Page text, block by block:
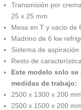
Transmisión por
25 x 25 mm
Mesa en T y vacio de
Madrino de 6 kw
Sistema de
Resto de
Este modelo solo
medidas de trabajo:
2500 x 1300 x 200
2500 x 1500 x 200 mm